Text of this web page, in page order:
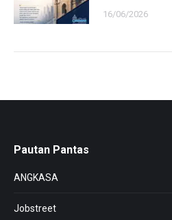
16/06/2026
Pautan Pantas
ANGKASA
Jobstreet